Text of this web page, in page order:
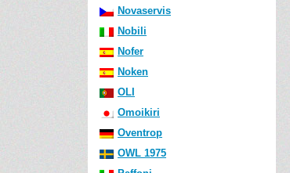
Novaservis
Nobili
Nofer
Noken
OLI
Omoikiri
Oventrop
OWL 1975